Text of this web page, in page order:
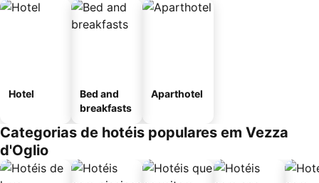
Hotel
Bed and
breakfasts
Aparthotel
Categorias de hotéis populares em Vezza
d'Oglio